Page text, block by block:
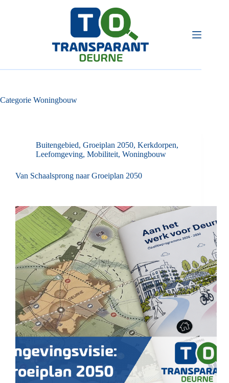
Categorie Woningbouw
Buitengebied, Groeiplan 2050, Kerkdorpen,
Leefomgeving, Mobiliteit, Woningbouw
Van Schaalsprong naar Groeiplan 2050